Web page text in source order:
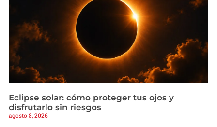
Eclipse solar: cómo proteger tus ojos y
disfrutarlo sin riesgos
agosto 8, 2026